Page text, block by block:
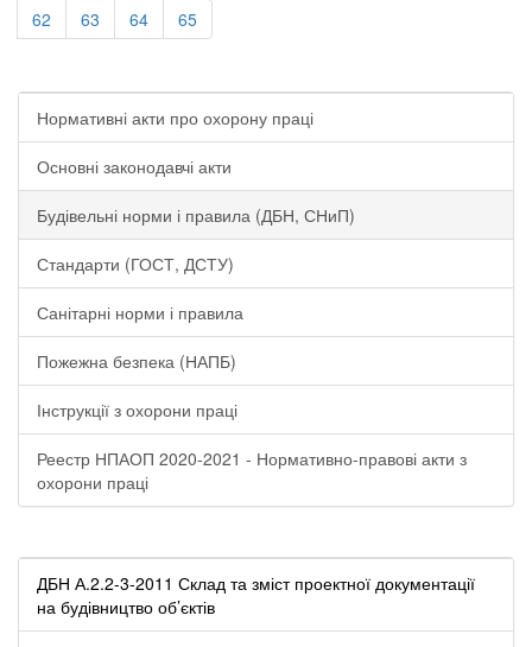
62
63 64 65
Нормативні акти про охорону праці
Основні законодавчі акти
Будівельні норми і правила (ДБН, СНиП)
Стандарти (ГОСТ, ДСТУ)
Санітарні норми і правила
Пожежна безпека (НАПБ)
Інструкції з охорони праці
Реестр НПАОП 2020-2021 - Нормативно-правові акти з
охорони праці
ДБН А.2.2-3-2011 Склад та зміст проектної документації
на будівництво об’єктів